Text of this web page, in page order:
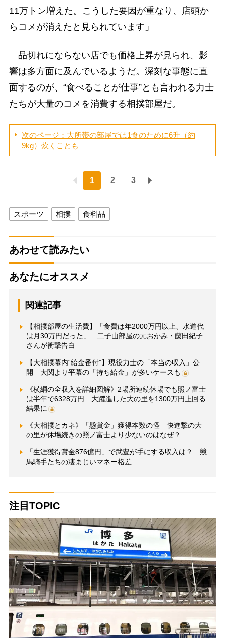
11万トン増えた。こうした要因が重なり、店頭か
らコメが消えたと見られています」
品切れにならない店でも価格上昇が見られ、影
響は多方面に及んでいるようだ。深刻な事態に直
面するのが、“食べることが仕事”とも言われる力士
たちが大量のコメを消費する相撲部屋だ。
次のページ：大所帯の部屋では1食のために6升（約
9kg）炊くことも
1 2 3
スポーツ 相撲 食料品
あわせて読みたい
あなたにオススメ
関連記事
【相撲部屋の生活費】「食費は年2000万円以上、水道代
は月30万円だった」 二子山部屋の元おかみ・藤田紀子
さんが衝撃告白
【大相撲幕内“給金番付”】現役力士の「本当の収入」公
開 大関より平幕の「持ち給金」が多いケースも
《横綱の全収入を詳細図解》2場所連続休場でも照ノ富士
は半年で6328万円 大躍進した大の里を1300万円上回る
結果に
《大相撲とカネ》「懸賞金」獲得本数の怪 快進撃の大
の里が休場続きの照ノ富士より少ないのはなぜ？
「生涯獲得賞金876億円」で武豊が手にする収入は？ 競
馬騎手たちの凄まじいマネー格差
注目TOPIC